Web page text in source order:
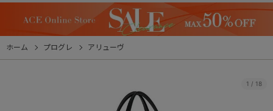
ホーム プログレ アリューヴ
1 / 18